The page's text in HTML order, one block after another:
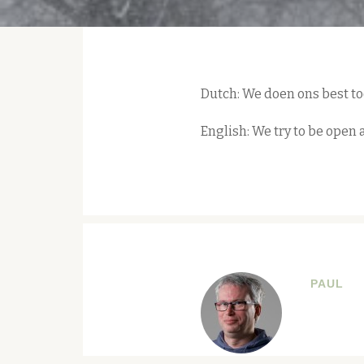
Dutch: We doen ons best
English: We try to be
PAUL